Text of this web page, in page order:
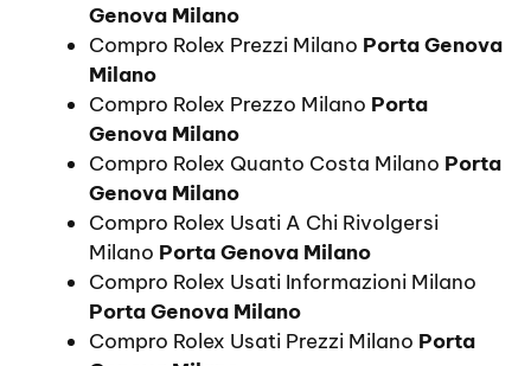
Genova Milano
Compro Rolex Prezzi Milano Porta Genova
Milano
Compro Rolex Prezzo Milano Porta
Genova Milano
Compro Rolex Quanto Costa Milano Porta
Genova Milano
Compro Rolex Usati A Chi Rivolgersi
Milano Porta Genova Milano
Compro Rolex Usati Informazioni Milano
Porta Genova Milano
Compro Rolex Usati Prezzi Milano Porta